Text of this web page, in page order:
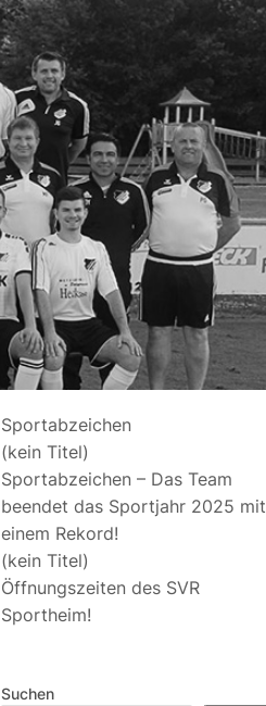
Sportabzeichen
(kein Titel)
Sportabzeichen – Das Team
beendet das Sportjahr 2025 mit
einem Rekord!
(kein Titel)
Öffnungszeiten des SVR
Sportheim!
Suchen